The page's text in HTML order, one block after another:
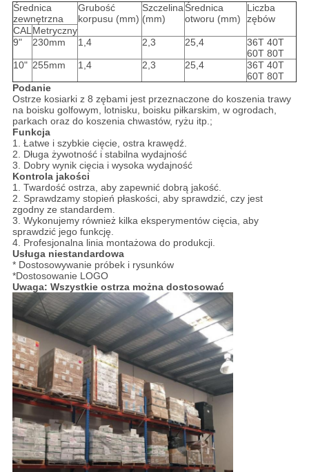
Średnica
zewnętrzna
Grubość
korpusu (mm)
Szczelina
(mm)
Średnica
otworu (mm)
Liczba
zębów
CALMetryczny
9"
230mm 1,4 2,3 25,4
36T 40T
60T 80T
10" 255mm 1,4 2,3 25,4
36T 40T
60T 80T
Podanie
Ostrze kosiarki z 8 zębami jest przeznaczone do koszenia trawy
na boisku golfowym, lotnisku, boisku piłkarskim, w ogrodach,
parkach oraz do koszenia chwastów, ryżu itp.;
Funkcja
1. Łatwe i szybkie cięcie, ostra krawędź.
2. Długa żywotność i stabilna wydajność
3. Dobry wynik cięcia i wysoka wydajność
Kontrola jakości
1. Twardość ostrza, aby zapewnić dobrą jakość.
2. Sprawdzamy stopień płaskości, aby sprawdzić, czy jest
zgodny ze standardem.
3. Wykonujemy również kilka eksperymentów cięcia, aby
sprawdzić jego funkcję.
4. Profesjonalna linia montażowa do produkcji.
Usługa niestandardowa
* Dostosowywanie próbek i rysunków
*Dostosowanie LOGO
Uwaga: Wszystkie ostrza można dostosować